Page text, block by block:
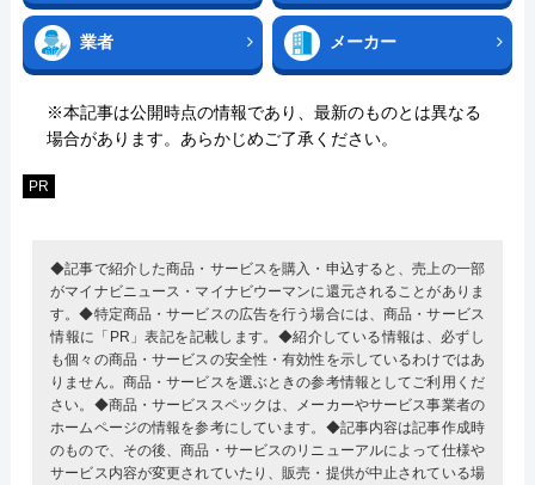
業者 メーカー
※本記事は公開時点の情報であり、最新のものとは異なる
場合があります。あらかじめご了承ください。
PR
◆記事で紹介した商品・サービスを購入・申込すると、売上の一部
がマイナビニュース・マイナビウーマンに還元されることがありま
す。◆特定商品・サービスの広告を行う場合には、商品・サービス
情報に「PR」表記を記載します。◆紹介している情報は、必ずし
も個々の商品・サービスの安全性・有効性を示しているわけではあ
りません。商品・サービスを選ぶときの参考情報としてご利用くだ
さい。◆商品・サービススペックは、メーカーやサービス事業者の
ホームページの情報を参考にしています。◆記事内容は記事作成時
のもので、その後、商品・サービスのリニューアルによって仕様や
サービス内容が変更されていたり、販売・提供が中止されている場